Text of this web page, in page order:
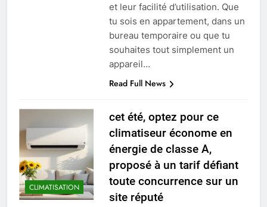
et leur facilité d’utilisation. Que
tu sois en appartement, dans un
bureau temporaire ou que tu
souhaites tout simplement un
appareil…
Read Full News
CLIMATISATION
cet été, optez pour ce
climatiseur économe en
énergie de classe A,
proposé à un tarif défiant
toute concurrence sur un
site réputé